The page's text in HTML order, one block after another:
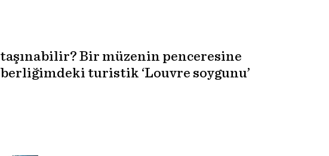
Bir müzenin penceresine
turistik ‘Louvre soygunu’